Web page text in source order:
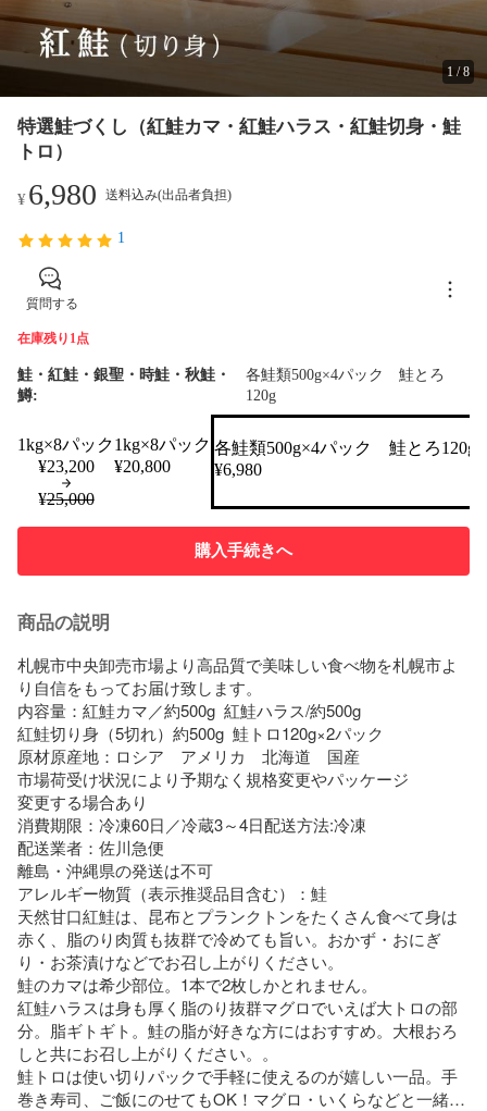
1 /8
特選鮭づくし（紅鮭カマ・紅鮭ハラス・紅鮭切身・鮭
トロ）
¥6,980 送料込み(出品者負担)
1
質問する
在庫残り1点
鮭・紅鮭・銀聖・時鮭・秋鮭・
鱒:
各鮭類500g×4パック 鮭とろ
120g
1kg×8パック
¥25,000
¥23,200
1kg×8パック
¥20,800
各鮭類500g×4パック 鮭とろ120g
¥6,980
購入手続きへ
商品の説明
札幌市中央卸売市場より高品質で美味しい食べ物を札幌市よ
り自信をもってお届け致します。
内容量：紅鮭カマ／約500g  紅鮭ハラス/約500g
紅鮭切り身（5切れ）約500g  鮭トロ120g×2パック
原材原産地：ロシア　アメリカ　北海道　国産
市場荷受け状況により予期なく規格変更やパッケージ
変更する場合あり
消費期限：冷凍60日／冷蔵3～4日配送方法:冷凍
配送業者：佐川急便
離島・沖縄県の発送は不可
アレルギー物質（表示推奨品目含む）：鮭
天然甘口紅鮭は、昆布とプランクトンをたくさん食べて身は
赤く、脂のり肉質も抜群で冷めても旨い。おかず・おにぎ
り・お茶漬けなどでお召し上がりください。
鮭のカマは希少部位。1本で2枚しかとれません。
紅鮭ハラスは身も厚く脂のり抜群マグロでいえば大トロの部
分。脂ギトギト。鮭の脂が好きな方にはおすすめ。大根おろ
しと共にお召し上がりください。。
鮭トロは使い切りパックで手軽に使えるのが嬉しい一品。手
巻き寿司、ご飯にのせてもOK！マグロ・いくらなどと一緒に